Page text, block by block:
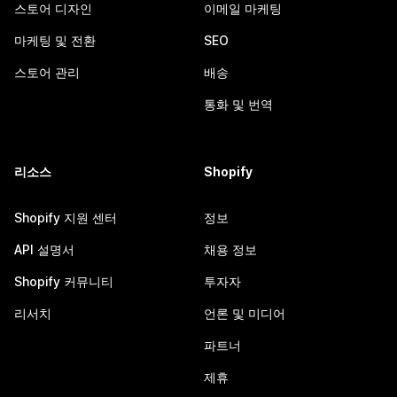
스토어 디자인
마케팅 및 전환
스토어 관리
이메일 마케팅
SEO
배송
통화 및 번역
리소스
Shopify 지원 센터
API 설명서
Shopify 커뮤니티
리서치
Shopify
정보
채용 정보
투자자
언론 및 미디어
파트너
제휴